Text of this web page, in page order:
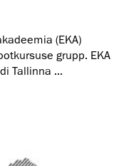
(EKA)
grupp. EKA
Tallinna ...